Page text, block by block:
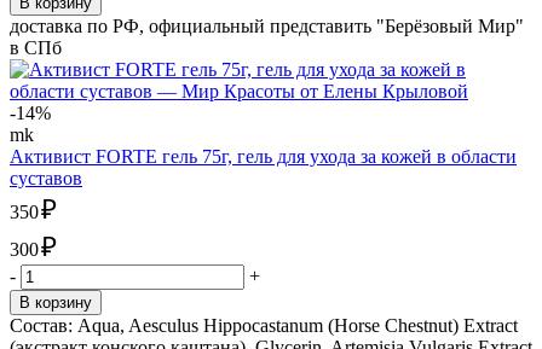
доставка по РФ, официальный представить "Берёзовый Мир"
в СПб
-14%
mk
Активист FORTE гель 75г, гель для ухода за кожей в области
суставов
350₽
300₽
- +
В корзину
Состав: Aqua, Aesculus Hippocastanum (Horse Chestnut) Extract